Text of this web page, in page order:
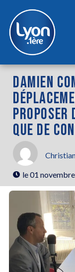
DAMIEN
QUE DE
le01